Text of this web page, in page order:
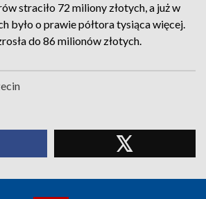
straciło 72 miliony złotych, a już w
było o prawie półtora tysiąca więcej.
do 86 milionów złotych.